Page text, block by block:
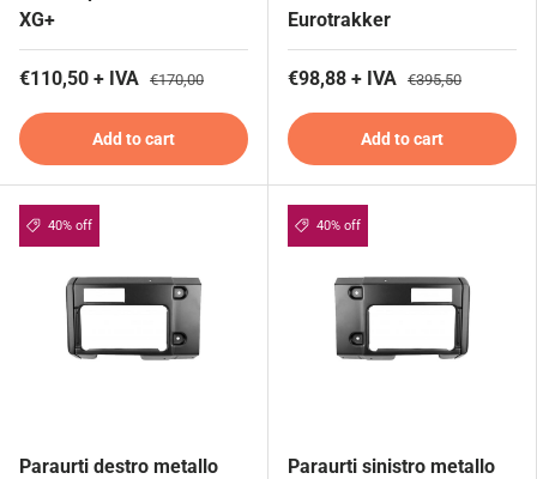
XG+
€110,50 + IVA €170,00
Add to cart
Eurotrakker
€98,88 + IVA €395,50
Add to cart
40% off
Paraurti destro metallo
40% off
Paraurti sinistro metallo